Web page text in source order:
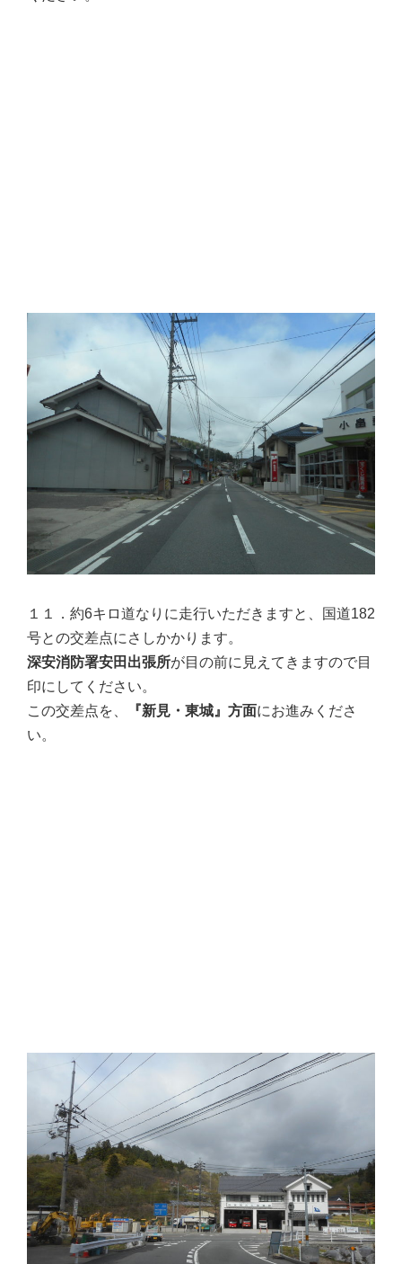
１１．約6キロ道なりに走行いただきますと、国道182
号との交差点にさしかかります。
深安消防署安田出張所が目の前に見えてきますので目
印にしてください。
この交差点を、
『新見・東城』方面にお進みくださ
い。